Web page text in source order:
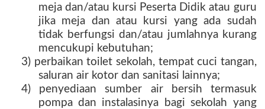
meja dan/atau kursi Peserta Didik atau guru
jika meja dan atau kursi yang ada sudah
tidak berfungsi dan/atau jumlahnya kurang
mencukupi kebutuhan;
3) perbaikan toilet sekolah, tempat cuci tangan,
saluran air kotor dan sanitasi lainnya;
4) penyediaan sumber air bersih termasuk
pompa dan instalasinya bagi sekolah yang